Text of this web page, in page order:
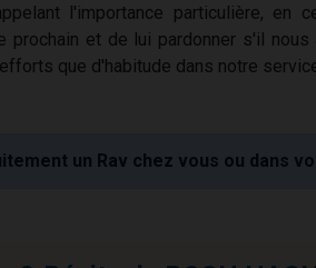
l'importance particulière, en
prochain et de lui pardonner s'il
que d'habitude dans notre
un Rav chez vous ou dans